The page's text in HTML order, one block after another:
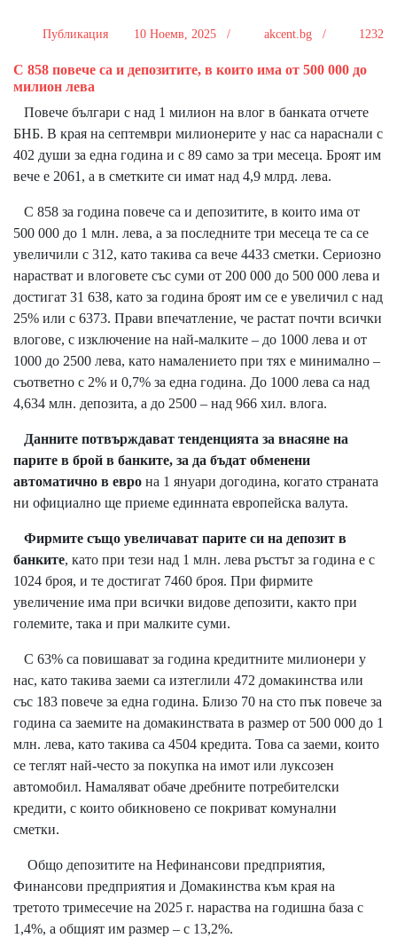
Публикация 10 Ноемв, 2025 / akcent.bg / 1232
С 858 повече са и депозитите, в които има от 500 000 до
милион лева
Повече българи с над 1 милион на влог в банката отчете
БНБ. В края на септември милионерите у нас са нараснали с
402 души за една година и с 89 само за три месеца. Броят им
вече е 2061, а в сметките си имат над 4,9 млрд. лева.
С 858 за година повече са и депозитите, в които има от
500 000 до 1 млн. лева, а за последните три месеца те са се
увеличили с 312, като такива са вече 4433 сметки. Сериозно
нарастват и влоговете със суми от 200 000 до 500 000 лева и
достигат 31 638, като за година броят им се е увеличил с над
25% или с 6373. Прави впечатление, че растат почти всички
влогове, с изключение на най-малките – до 1000 лева и от
1000 до 2500 лева, като намалението при тях е минимално –
съответно с 2% и 0,7% за една година. До 1000 лева са над
4,634 млн. депозита, а до 2500 – над 966 хил. влога.
Данните потвърждават тенденцията за внасяне на
парите в брой в банките, за да бъдат обменени
автоматично в евро на 1 януари догодина, когато страната
ни официално ще приеме единната европейска валута.
Фирмите също увеличават парите си на депозит в
банките, като при тези над 1 млн. лева ръстът за година е с
1024 броя, и те достигат 7460 броя. При фирмите
увеличение има при всички видове депозити, както при
големите, така и при малките суми.
С 63% са повишават за година кредитните милионери у
нас, като такива заеми са изтеглили 472 домакинства или
със 183 повече за една година. Близо 70 на сто пък повече за
година са заемите на домакинствата в размер от 500 000 до 1
млн. лева, като такива са 4504 кредита. Това са заеми, които
се теглят най-често за покупка на имот или луксозен
автомобил. Намаляват обаче дребните потребителски
кредити, с които обикновено се покриват комунални
сметки.
Общо депозитите на Нефинансови предприятия,
Финансови предприятия и Домакинства към края на
третото тримесечие на 2025 г. нараства на годишна база с
1,4%, а общият им размер – с 13,2%.